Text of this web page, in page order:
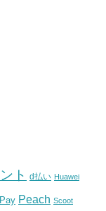
ト d払い Huawei
Peach Scoot